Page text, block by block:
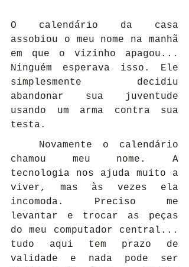
O calendário da casa
assobiou o meu nome na manhã
em que o vizinho apagou...
Ninguém esperava isso. Ele
simplesmente decidiu
abandonar sua juventude
usando um arma contra sua
testa.
chamou meu nome. A
tecnologia nos ajuda muito a
viver, mas às vezes ela
incomoda. Preciso me
levantar e trocar as peças
do meu computador central...
tudo aqui tem prazo de
validade e nada pode ser